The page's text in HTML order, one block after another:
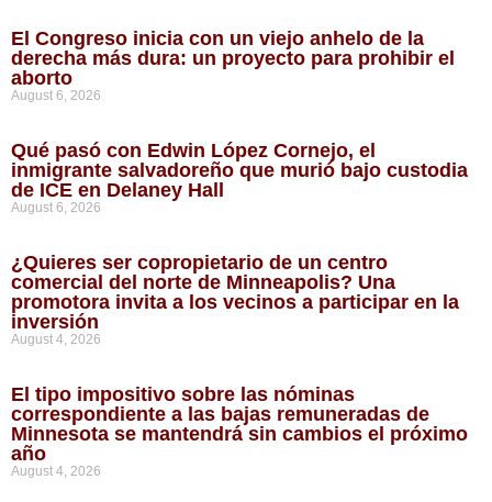
El Congreso inicia con un viejo anhelo de la
derecha más dura: un proyecto para prohibir el
aborto
August 6, 2026
Qué pasó con Edwin López Cornejo, el
inmigrante salvadoreño que murió bajo custodia
de ICE en Delaney Hall
August 6, 2026
¿Quieres ser copropietario de un centro
comercial del norte de Minneapolis? Una
promotora invita a los vecinos a participar en la
inversión
August 4, 2026
El tipo impositivo sobre las nóminas
correspondiente a las bajas remuneradas de
Minnesota se mantendrá sin cambios el próximo
año
August 4, 2026